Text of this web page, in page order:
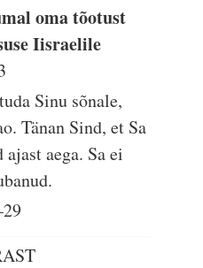
oma tõotust
Iisraelile
Sinu sõnale,
Tänan Sind, et Sa
aega. Sa ei